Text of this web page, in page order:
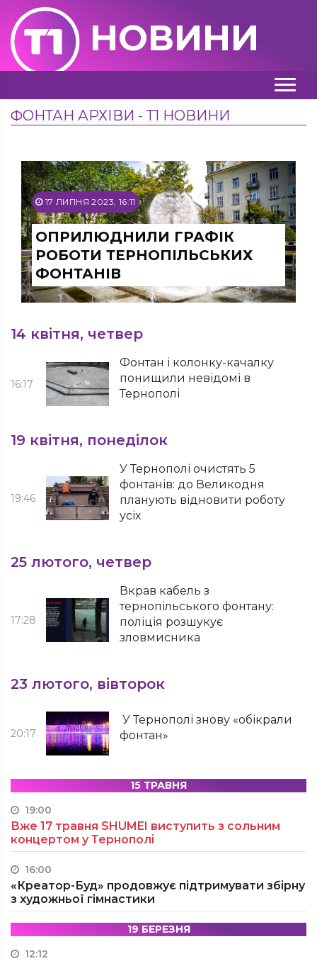
НОВИНИ
ФОНТАН АРХІВИ - Т1 НОВИНИ
17 ЛИПНЯ 2023, 16:11
ОПРИЛЮДНИЛИ ГРАФІК
РОБОТИ ТЕРНОПІЛЬСЬКИХ
ФОНТАНІВ
14 квітня, четвер
16:17
Фонтан і колонку-качалку
понищили невідомі в
Тернополі
19 квітня, понеділок
19:46
У Тернополі очистять 5
фонтанів: до Великодня
планують відновити роботу
усіх
25 лютого, четвер
17:28
Вкрав кабель з
тернопільського фонтану:
поліція розшукує
зловмисника
23 лютого, вівторок
20:17
У Тернополі знову «обікрали
фонтан»
15 ТРАВНЯ
19:00
Вже 17 травня SHUMEI виступить з сольним
концертом у Тернополі
16:00
«Креатор-Буд» продовжує підтримувати збірну
з художньої гімнастики
19 БЕРЕЗНЯ
12:12